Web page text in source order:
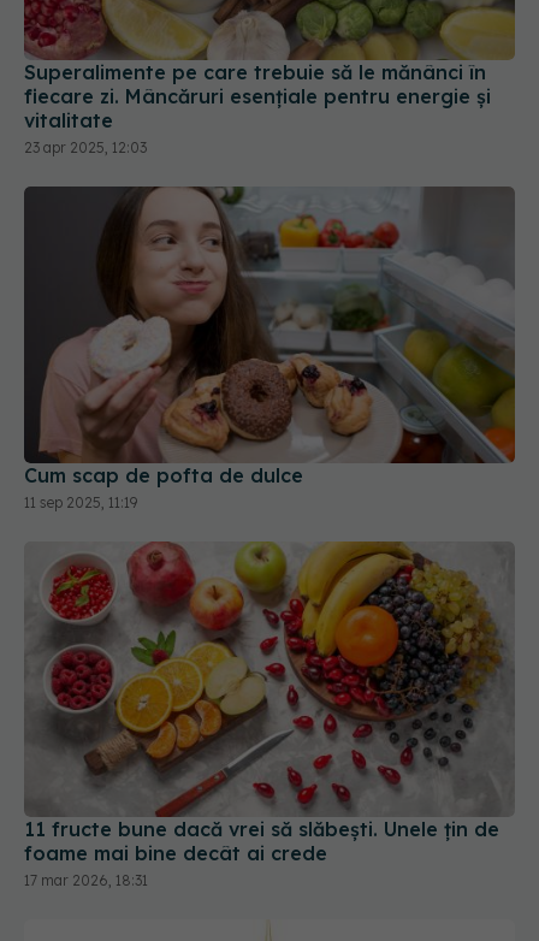
Superalimente pe care trebuie să le mănânci în
fiecare zi. Mâncăruri esențiale pentru energie și
vitalitate
23 apr 2025, 12:03
Cum scap de pofta de dulce
11 sep 2025, 11:19
11 fructe bune dacă vrei să slăbești. Unele țin de
foame mai bine decât ai crede
17 mar 2026, 18:31